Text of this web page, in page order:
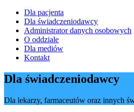
Dla pacjenta
Dla świadczeniodawcy
Administrator danych osobowych
O oddziale
Dla mediów
Kontakt
Dla świadczeniodawcy
Dla lekarzy, farmaceutów oraz innych